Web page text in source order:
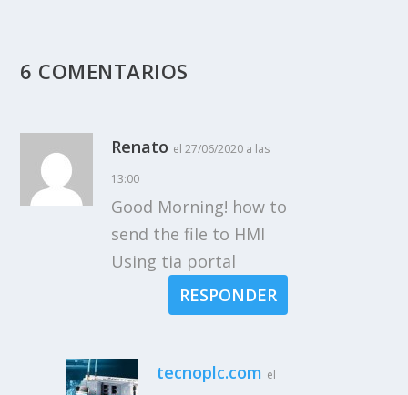
6 COMENTARIOS
Renato el 27/06/2020 a las
13:00
Good Morning! how to
send the file to HMI
Using tia portal
RESPONDER
tecnoplc.com el